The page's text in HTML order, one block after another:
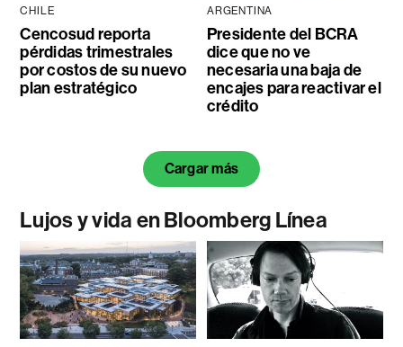
CHILE
Cencosud reporta
pérdidas trimestrales
por costos de su nuevo
plan estratégico
ARGENTINA
Presidente del BCRA
dice que no ve
necesaria una baja de
encajes para reactivar el
crédito
Cargar más
Lujos y vida en Bloomberg Línea